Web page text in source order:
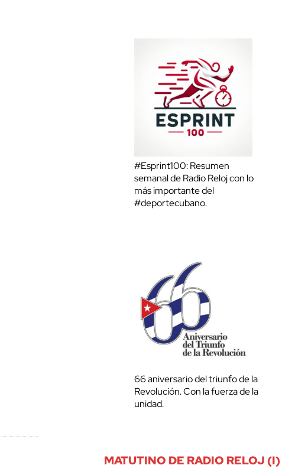
#Esprint100: Resumen
semanal de Radio Reloj con lo
más importante del
#deportecubano.
66 aniversario del triunfo de la
Revolución. Con la fuerza de la
unidad.
MATUTINO DE RADIO RELOJ (I)